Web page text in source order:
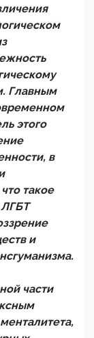
Главным
этого
в
такое
ЛГБТ
и
части